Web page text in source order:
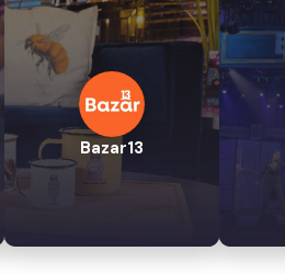
Bazar13